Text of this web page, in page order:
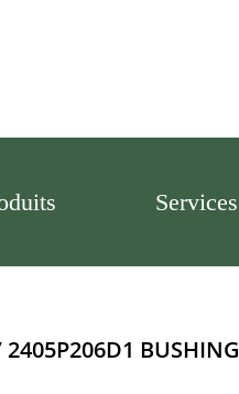
Services
2405P206D1 BUSHING